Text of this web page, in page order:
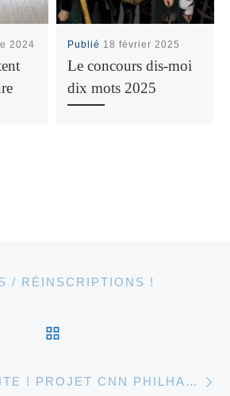
2024 Publié 18 février 2025
Le concours dis-moi
dix mots 2025
articles
/ RÉINSCRIPTIONS !
HORLOGE GÉANTE ! PROJET CNN PHILHARMONIE.